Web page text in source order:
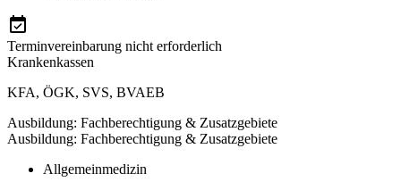
Terminvereinbarung nicht erforderlich
Krankenkassen
KFA, ÖGK, SVS, BVAEB
Ausbildung: Fachberechtigung & Zusatzgebiete
Ausbildung: Fachberechtigung & Zusatzgebiete
Allgemeinmedizin